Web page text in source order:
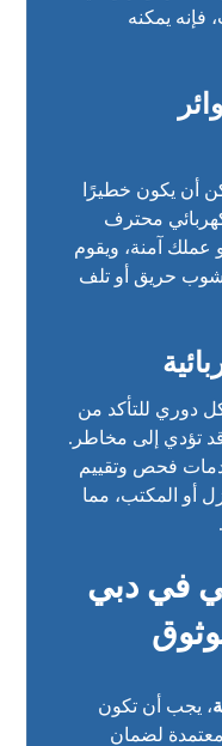
فإنه يمكنه
أن يكون خطيرًا
محترف
عملك آمنة، ويقوم
حريق أو تلف
دوري للتأكد من
تؤدي إلى مخاطر.
فحص وتقييم
أو المكتب، مما
في دبي
، يجب أن تكون
لضمان